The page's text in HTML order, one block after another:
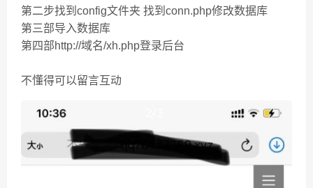
第二步找到config文件夹 找到conn.php修改数据库
第三部导入数据库
第四部http://域名/xh.php登录后台
不懂得可以留言互动